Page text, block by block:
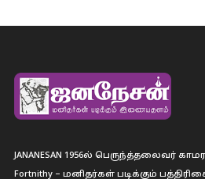
JANANESAN 1956ல் பெருந்த்தலைவர்
Fortnithy – மனிதர்கள் படிக்கும்